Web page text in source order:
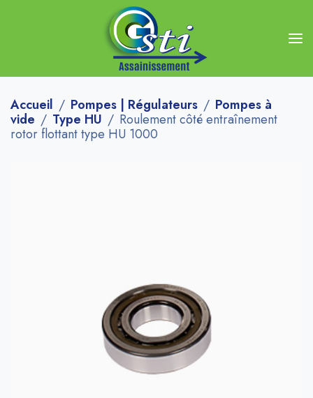
Accueil Pompes | Régulateurs
Pompes à
vide
Type HU
Roulement côté entraînement
rotor flottant type HU 1000